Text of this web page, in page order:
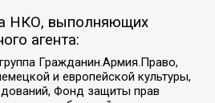
НКО, выполняющих
агента:
Гражданин.Армия.Право,
и европейской культуры,
Фонд защиты прав